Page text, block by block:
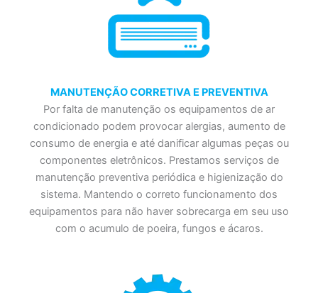
MANUTENÇÃO CORRETIVA E PREVENTIVA
Por falta de manutenção os equipamentos de ar
condicionado podem provocar alergias, aumento de
consumo de energia e até danificar algumas peças ou
componentes eletrônicos. Prestamos serviços de
manutenção preventiva periódica e higienização do
sistema. Mantendo o correto funcionamento dos
equipamentos para não haver sobrecarga em seu uso
com o acumulo de poeira, fungos e ácaros.